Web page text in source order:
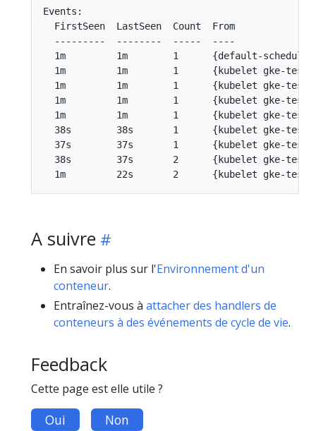
Events:
FirstSeen  LastSeen  Count  From
---------  --------  -----  ----
1m         1m        1      {default-
1m         1m        1      {kubelet gke-
1m         1m        1      {kubelet gke-
1m         1m        1      {kubelet gke-
1m         1m        1      {kubelet gke-
38s        38s       1      {kubelet gke-
37s        37s       1      {kubelet gke-
38s        37s       2      {kubelet gke-
A suivre
En savoir plus sur l'Environnement d'un
conteneur.
Entraînez-vous à attacher des handlers de
conteneurs à des événements de cycle de vie.
Feedback
Cette page est elle utile ?
Oui Non